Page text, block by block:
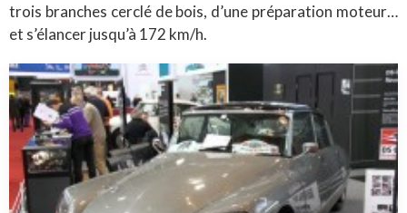
trois branches cerclé de bois, d’une préparation moteur…
et s’élancer jusqu’à 172 km/h.